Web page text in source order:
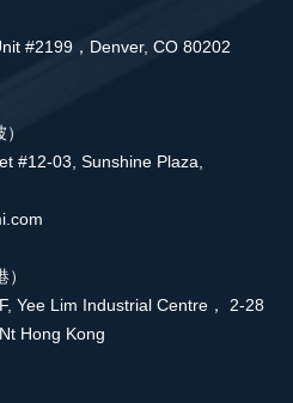
#2199，Denver, CO 80202
#12-03, Sunshine Plaza,
Yee Lim Industrial Centre， 2-28
Hong Kong